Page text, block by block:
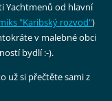
Yachtmenů od hlavní
"Karibský rozvod")
v malebné obci
bydlí :-).
už si přečtěte sami z